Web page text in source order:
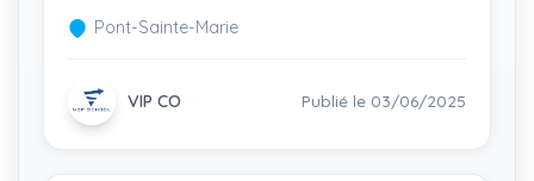
Pont-Sainte-Marie
VIP CO Publié le 03/06/2025